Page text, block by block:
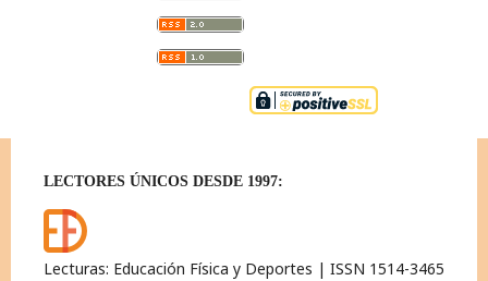
LECTORES ÚNICOS DESDE 1997:
Lecturas: Educación Física y Deportes | ISSN 1514-3465